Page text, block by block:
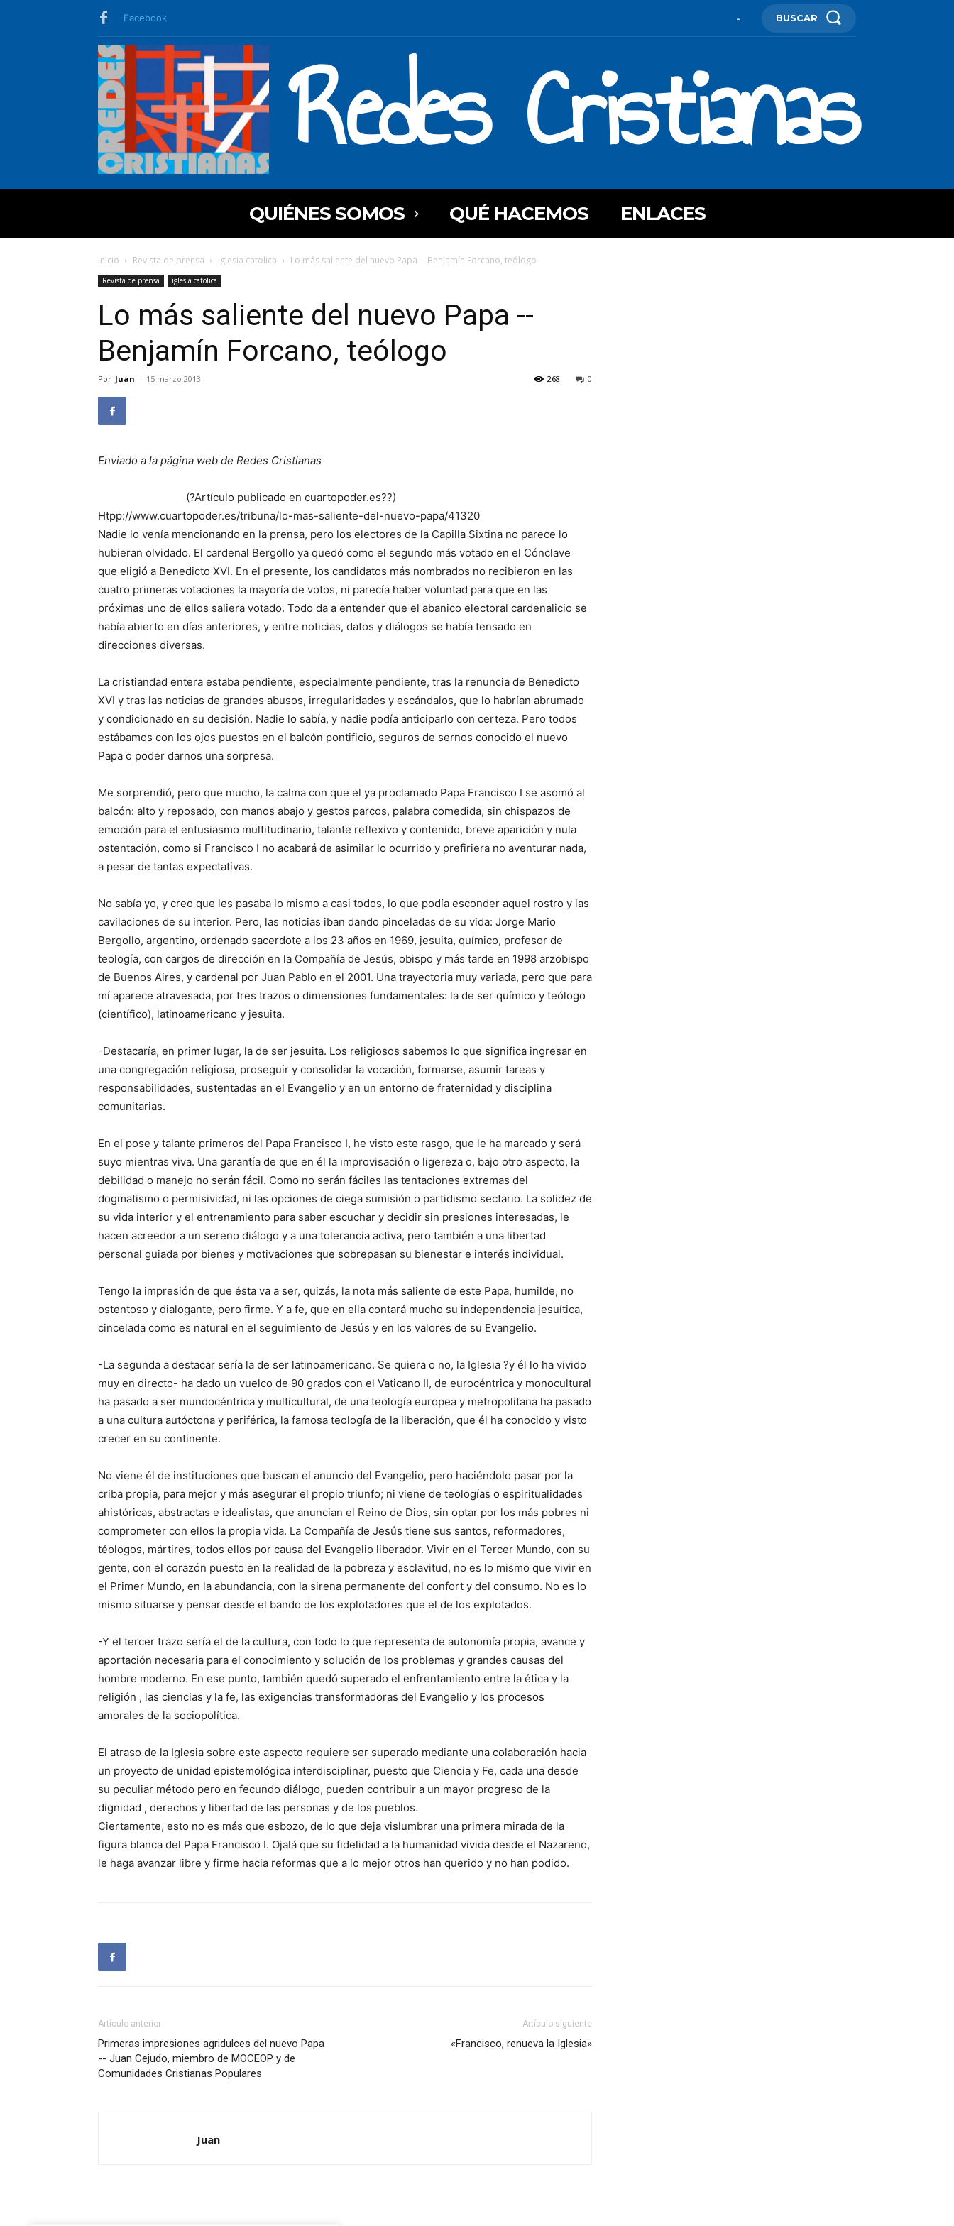
Facebook - BUSCAR
Redes Cristianas
QUIÉNES SOMOS QUÉ HACEMOS ENLACES
Inicio Revista de prensa iglesia catolica Lo más saliente del nuevo Papa -- Benjamín Forcano, teólogo
Revista de prensa iglesia catolica
Lo más saliente del nuevo Papa --
Benjamín Forcano, teólogo
Por Juan - 15 marzo 2013 0
268
Enviado a la página web de Redes Cristianas
(?Artículo publicado en cuartopoder.es??)
Htpp://www.cuartopoder.es/tribuna/lo-mas-saliente-del-nuevo-papa/41320
Nadie lo venía mencionando en la prensa, pero los electores de la Capilla Sixtina no parece lo
hubieran olvidado. El cardenal Bergollo ya quedó como el segundo más votado en el Cónclave
que eligió a Benedicto XVI. En el presente, los candidatos más nombrados no recibieron en las
cuatro primeras votaciones la mayoría de votos, ni parecía haber voluntad para que en las
próximas uno de ellos saliera votado. Todo da a entender que el abanico electoral cardenalicio se
había abierto en días anteriores, y entre noticias, datos y diálogos se había tensado en
direcciones diversas.
La cristiandad entera estaba pendiente, especialmente pendiente, tras la renuncia de Benedicto
XVI y tras las noticias de grandes abusos, irregularidades y escándalos, que lo habrían abrumado
y condicionado en su decisión. Nadie lo sabía, y nadie podía anticiparlo con certeza. Pero todos
estábamos con los ojos puestos en el balcón pontificio, seguros de sernos conocido el nuevo
Papa o poder darnos una sorpresa.
Me sorprendió, pero que mucho, la calma con que el ya proclamado Papa Francisco I se asomó al
balcón: alto y reposado, con manos abajo y gestos parcos, palabra comedida, sin chispazos de
emoción para el entusiasmo multitudinario, talante reflexivo y contenido, breve aparición y nula
ostentación, como si Francisco I no acabará de asimilar lo ocurrido y prefiriera no aventurar nada,
a pesar de tantas expectativas.
No sabía yo, y creo que les pasaba lo mismo a casi todos, lo que podía esconder aquel rostro y las
cavilaciones de su interior. Pero, las noticias iban dando pinceladas de su vida: Jorge Mario
Bergollo, argentino, ordenado sacerdote a los 23 años en 1969, jesuita, químico, profesor de
teología, con cargos de dirección en la Compañía de Jesús, obispo y más tarde en 1998 arzobispo
de Buenos Aires, y cardenal por Juan Pablo en el 2001. Una trayectoria muy variada, pero que para
mí aparece atravesada, por tres trazos o dimensiones fundamentales: la de ser químico y teólogo
(científico), latinoamericano y jesuita.
-Destacaría, en primer lugar, la de ser jesuita. Los religiosos sabemos lo que significa ingresar en
una congregación religiosa, proseguir y consolidar la vocación, formarse, asumir tareas y
responsabilidades, sustentadas en el Evangelio y en un entorno de fraternidad y disciplina
comunitarias.
En el pose y talante primeros del Papa Francisco I, he visto este rasgo, que le ha marcado y será
suyo mientras viva. Una garantía de que en él la improvisación o ligereza o, bajo otro aspecto, la
debilidad o manejo no serán fácil. Como no serán fáciles las tentaciones extremas del
dogmatismo o permisividad, ni las opciones de ciega sumisión o partidismo sectario. La solidez de
su vida interior y el entrenamiento para saber escuchar y decidir sin presiones interesadas, le
hacen acreedor a un sereno diálogo y a una tolerancia activa, pero también a una libertad
personal guiada por bienes y motivaciones que sobrepasan su bienestar e interés individual.
Tengo la impresión de que ésta va a ser, quizás, la nota más saliente de este Papa, humilde, no
ostentoso y dialogante, pero firme. Y a fe, que en ella contará mucho su independencia jesuítica,
cincelada como es natural en el seguimiento de Jesús y en los valores de su Evangelio.
-La segunda a destacar sería la de ser latinoamericano. Se quiera o no, la Iglesia ?y él lo ha vivido
muy en directo- ha dado un vuelco de 90 grados con el Vaticano II, de eurocéntrica y monocultural
ha pasado a ser mundocéntrica y multicultural, de una teología europea y metropolitana ha pasado
a una cultura autóctona y periférica, la famosa teología de la liberación, que él ha conocido y visto
crecer en su continente.
No viene él de instituciones que buscan el anuncio del Evangelio, pero haciéndolo pasar por la
criba propia, para mejor y más asegurar el propio triunfo; ni viene de teologías o espiritualidades
ahistóricas, abstractas e idealistas, que anuncian el Reino de Dios, sin optar por los más pobres ni
comprometer con ellos la propia vida. La Compañía de Jesús tiene sus santos, reformadores,
téologos, mártires, todos ellos por causa del Evangelio liberador. Vivir en el Tercer Mundo, con su
gente, con el corazón puesto en la realidad de la pobreza y esclavitud, no es lo mismo que vivir en
el Primer Mundo, en la abundancia, con la sirena permanente del confort y del consumo. No es lo
mismo situarse y pensar desde el bando de los explotadores que el de los explotados.
-Y el tercer trazo sería el de la cultura, con todo lo que representa de autonomía propia, avance y
aportación necesaria para el conocimiento y solución de los problemas y grandes causas del
hombre moderno. En ese punto, también quedó superado el enfrentamiento entre la ética y la
religión , las ciencias y la fe, las exigencias transformadoras del Evangelio y los procesos
amorales de la sociopolítica.
El atraso de la Iglesia sobre este aspecto requiere ser superado mediante una colaboración hacia
un proyecto de unidad epistemológica interdisciplinar, puesto que Ciencia y Fe, cada una desde
su peculiar método pero en fecundo diálogo, pueden contribuir a un mayor progreso de la
dignidad , derechos y libertad de las personas y de los pueblos.
Ciertamente, esto no es más que esbozo, de lo que deja vislumbrar una primera mirada de la
figura blanca del Papa Francisco I. Ojalá que su fidelidad a la humanidad vivida desde el Nazareno,
le haga avanzar libre y firme hacia reformas que a lo mejor otros han querido y no han podido.
Artículo anterior
Primeras impresiones agridulces del nuevo Papa
-- Juan Cejudo, miembro de MOCEOP y de
Comunidades Cristianas Populares
Artículo siguiente
«Francisco, renueva la Iglesia»
Juan